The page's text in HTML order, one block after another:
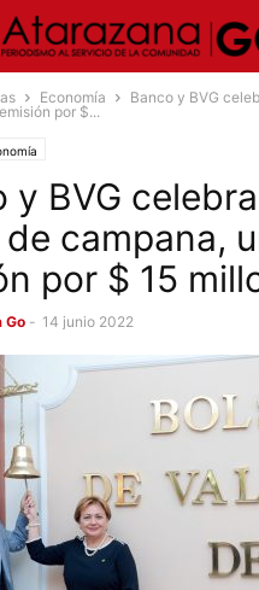
Economía
Banco y BVG
por $...
y BVG
campana,
por $ 15
Go - 14 junio 2022